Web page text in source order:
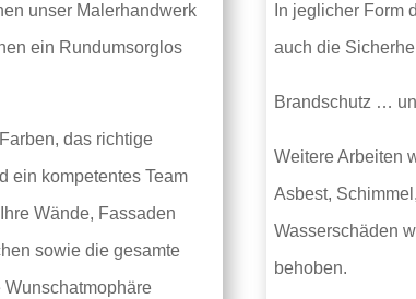
unser Malerhandwerk
ein Rundumsorglos
das richtige
ein kompetentes Team
Wände, Fassaden
sowie die gesamte
Wunschatmophäre
In jeglicher Form
auch die
Brandschutz …
Weitere Arbeiten
Asbest,
Wasserschäden
behoben.